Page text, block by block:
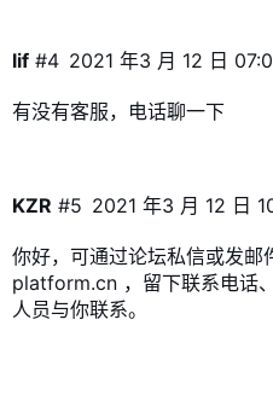
lif 2021 年3 月 12 日
#4
有没有客服，电话聊一下
KZR 2021 年3 月 12 日
#5
你好，可通过论坛私信或发邮
platform.cn ，留下联系电话
人员与你联系。